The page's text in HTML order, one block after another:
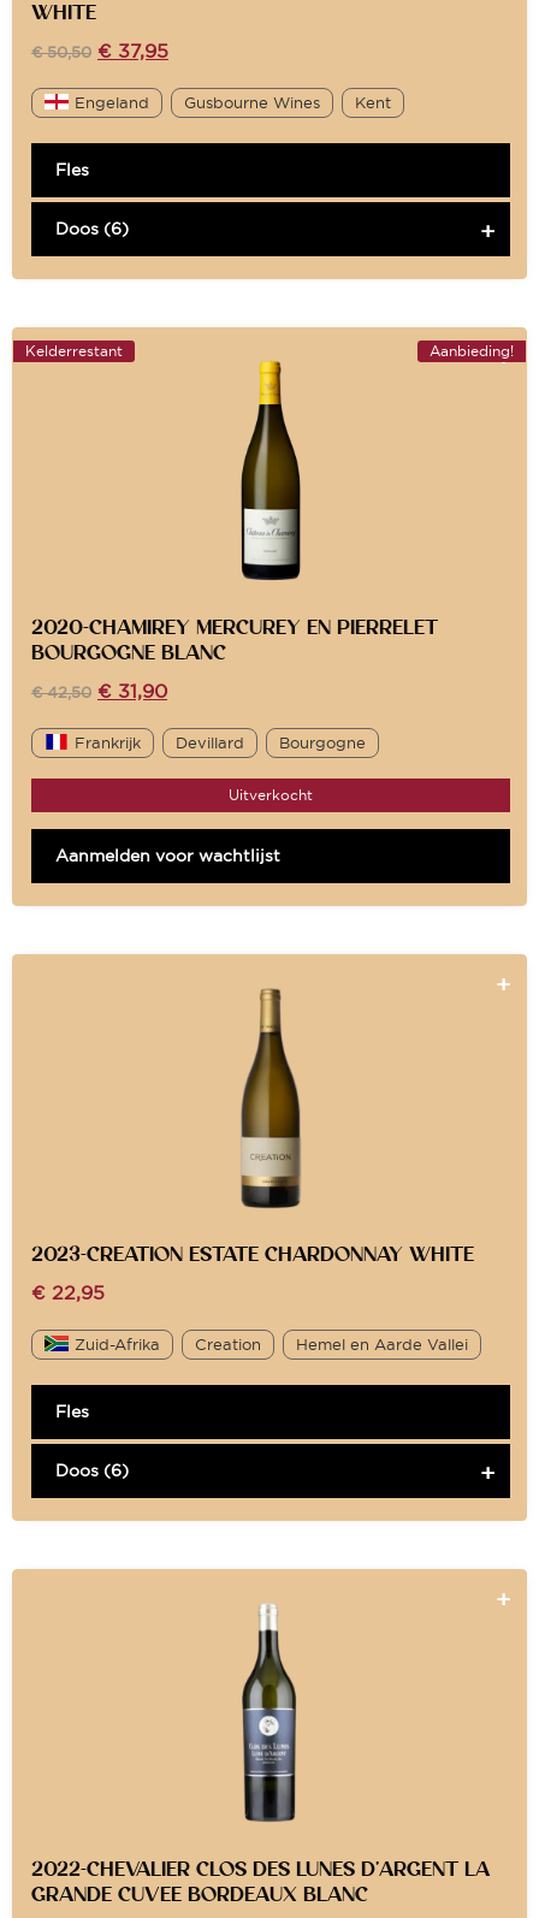
WHITE
€50,50 € 37,95
Engeland Gusbourne Wines Kent
Fles
Doos (6)
Aanbieding!
Kelderrestant
2020-CHAMIREY MERCUREY EN PIERRELET
BOURGOGNE BLANC
€42,50 € 31,90
Frankrijk Devillard Bourgogne
Uitverkocht
Aanmelden voor wachtlijst
2023-CREATION ESTATE CHARDONNAY WHITE
€ 22,95
Zuid-Afrika Creation Hemel en Aarde Vallei
Fles
Doos (6)
2022-CHEVALIER CLOS DES LUNES D’ARGENT LA
GRANDE CUVEE BORDEAUX BLANC